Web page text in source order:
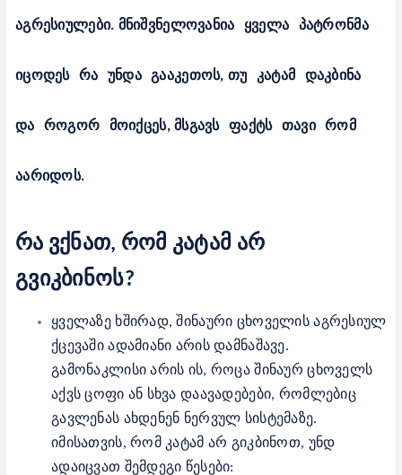
აგრესიულები. მნიშვნელოვანია ყველა პატრონმა
იცოდეს რა უნდა გააკეთოს,თუ კატამ დაკბინა
და როგორ მოიქცეს,მსგავს ფაქტს თავი რომ
აარიდოს.
რა ვქნათ, რომ კატამ არ
გვიკბინოს?
ყველაზე ხშირად, შინაური ცხოველის აგრესიულ
ქცევაში ადამიანი არის დამნაშავე.
გამონაკლისი არის ის, როცა შინაურ ცხოველს
აქვს ცოფი ან სხვა დაავადებები, რომლებიც
გავლენას ახდენენ ნერვულ სისტემაზე.
იმისათვის, რომ კატამ არ გიკბინოთ, უნდ
ადაიცვათ შემდეგი წესები: